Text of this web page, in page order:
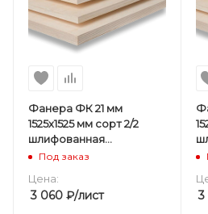
Фанера ФК 21 мм
1525х1525 мм сорт 2/2
шлифованная
березовая
Под заказ
Цена:
3 060 ₽/лист 3